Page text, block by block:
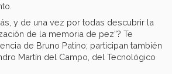
y de una vez por todas descubrir la
de la memoria de pez”? Te
de Bruno Patino; participan también
Martín del Campo, del Tecnológico